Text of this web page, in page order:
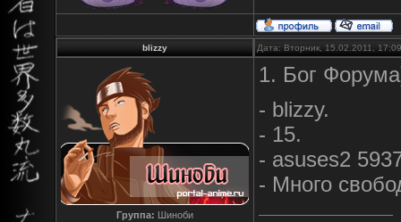
blizzy Дата: Вторник, 15.02.2011,
Группа: Шиноби
1. Бог
- blizzy.
- 15.
- asuses2
- Много